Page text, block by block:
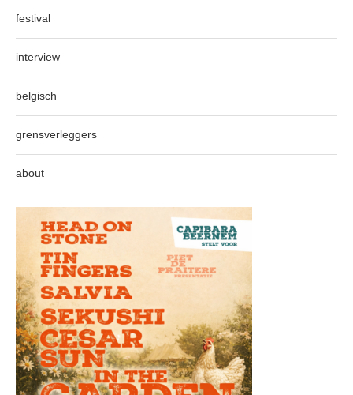
festival
interview
belgisch
grensverleggers
about